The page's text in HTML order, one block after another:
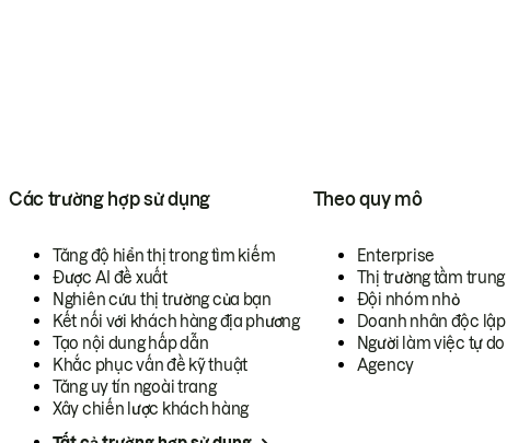
Các trường hợp sử dụng
Tăng độ hiển thị trong tìm kiếm
Được AI đề xuất
Nghiên cứu thị trường của bạn
Kết nối với khách hàng địa phương
Tạo nội dung hấp dẫn
Khắc phục vấn đề kỹ thuật
Tăng uy tín ngoài trang
Xây chiến lược khách hàng
Theo quy mô
Enterprise
Thị trường tầm trung
Đội nhóm nhỏ
Doanh nhân độc lập
Người làm việc tự do
Agency